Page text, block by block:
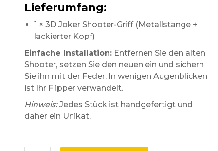
Lieferumfang:
1 × 3D Joker Shooter-Griff (Metallstange +
lackierter Kopf)
Einfache Installation: Entfernen Sie den alten
Shooter, setzen Sie den neuen ein und sichern
Sie ihn mit der Feder. In wenigen Augenblicken
ist Ihr Flipper verwandelt.
Hinweis:Jedes Stück ist handgefertigt und
daher ein Unikat.